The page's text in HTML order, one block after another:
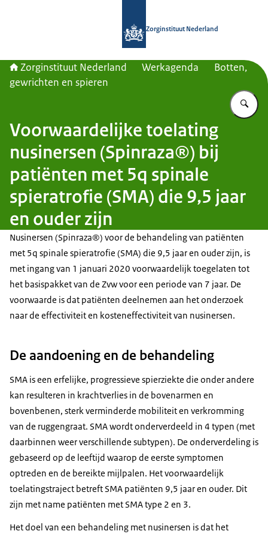
Zorginstituut Nederland
Zorginstituut Nederland Werkagenda
Botten,
gewrichten en spieren
Voorwaardelijke toelating
nusinersen (Spinraza®) bij
patiënten met 5q spinale
spieratrofie (SMA) die 9,5 jaar
en ouder zijn
Nusinersen (Spinraza®) voor de behandeling van patiënten
met 5q spinale spieratrofie (SMA) die 9,5 jaar en ouder zijn, is
met ingang van 1 januari 2020 voorwaardelijk toegelaten tot
het basispakket van de Zvw voor een periode van 7 jaar. De
voorwaarde is dat patiënten deelnemen aan het onderzoek
naar de effectiviteit en kosteneffectiviteit van nusinersen.
De aandoening en de behandeling
SMA is een erfelijke, progressieve spierziekte die onder andere
kan resulteren in krachtverlies in de bovenarmen en
bovenbenen, sterk verminderde mobiliteit en verkromming
van de ruggengraat. SMA wordt onderverdeeld in 4 typen (met
daarbinnen weer verschillende subtypen). De onderverdeling is
gebaseerd op de leeftijd waarop de eerste symptomen
optreden en de bereikte mijlpalen. Het voorwaardelijk
toelatingstraject betreft SMA patiënten 9,5 jaar en ouder. Dit
zijn met name patiënten met SMA type 2 en 3.
Het doel van een behandeling met nusinersen is dat het